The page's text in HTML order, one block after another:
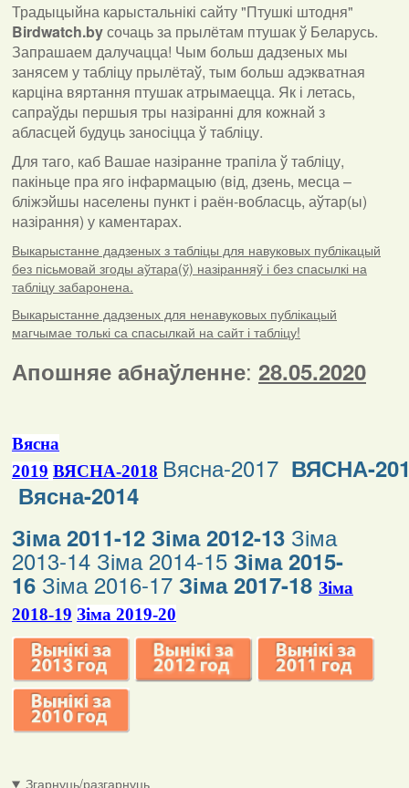
Традыцыйна карыстальнікі сайту "Птушкі штодня"
Birdwatch.byсочаць за прылётам птушак ў Беларусь.
Запрашаем далучацца! Чым больш дадзеных мы
занясем у табліцу прылётаў, тым больш адэкватная
карціна вяртання птушак атрымаецца. Як і летась,
сапраўды першыя тры назіранні для кожнай з
абласцей будуць заносіцца ў табліцу.
Для таго, каб Вашае назіранне трапіла ў табліцу,
пакіньце пра яго інфармацыю (від, дзень, месца –
бліжэйшы населены пункт і раён-вобласць, аўтар(ы)
назірання) у каментарах.
Выкарыстанне дадзеных з табліцы для навуковых публікацый
без пісьмовай згоды аўтара(ў) назіранняў і без спасылкі на
табліцу забаронена.
Выкарыстанне дадзеных для ненавуковых публікацый
магчымае толькі са спасылкай на сайт і табліцу!
Апошняе абнаўленне: 28.05.2020
Вясна
2019 ВЯСНА-2018 Вясна-2017 ВЯСНА-
Вясна-2014
Зіма 2011-12 Зіма 2012-13 Зіма
2013-14 Зіма 2014-15 Зіма 2015-
16 Зіма 2016-17 Зіма 2017-18 Зіма
2018-19 Зіма 2019-20
Згарнуць/разгарнуць